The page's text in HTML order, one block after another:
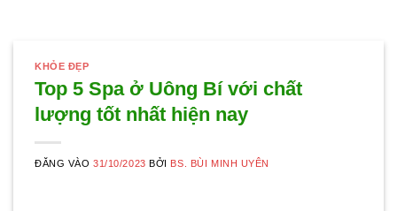
KHỎE ĐẸP
Top 5 Spa ở Uông Bí với chất
lượng tốt nhất hiện nay
ĐĂNG VÀO31/10/2023 BỞI BS. BÙI MINH UYÊN